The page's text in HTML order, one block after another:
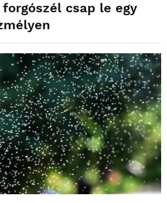
csap le egy